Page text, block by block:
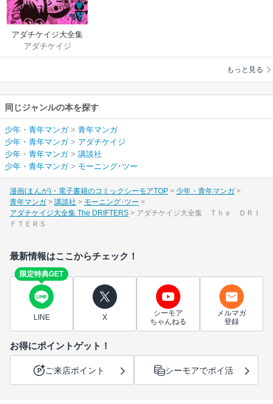
アダチケイジ大全集
The DRIFTERS
アダチケイジ
もっと見る
同じジャンルの本を探す
少年・青年マンガ> 青年マンガ
少年・青年マンガ> アダチケイジ
少年・青年マンガ> 講談社
少年・青年マンガ> モーニング･ツー
漫画(まんが)・電子書籍のコミックシーモアTOP
少年・青年マンガ
青年マンガ
講談社
モーニング･ツー
アダチケイジ大全集 The DRIFTERS
アダチケイジ大全集 Ｔｈｅ ＤＲＩ
ＦＴＥＲＳ
最新情報はここからチェック！
限定特典GET
LINE X
シーモア
ちゃんねる
メルマガ
登録
お得にポイントゲット！
ご来店ポイント シーモアでポイ活